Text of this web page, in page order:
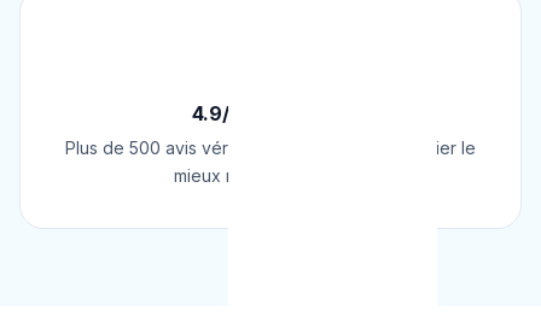
4.9/5 sur Google
Plus de 500 avis vérifiés sur Google. Le plombier le
mieux noté de Belgique.